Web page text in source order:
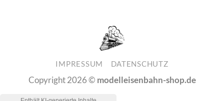
IMPRESSUM DATENSCHUTZ
Copyright 2026 © modelleisenbahn-shop.de